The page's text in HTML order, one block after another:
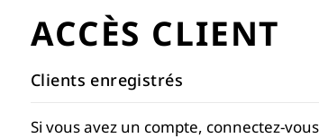
ACCÈS CLIENT
Clients enregistrés
Si vous avez un compte, connectez-